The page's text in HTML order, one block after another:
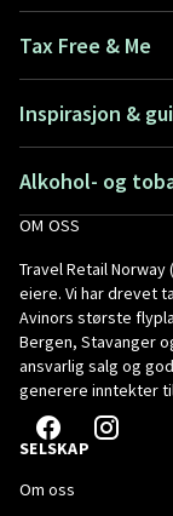
Tax Free & Me
Inspirasjon &
Alkohol- og
OM OSS
Travel Retail
eiere. Vi har drevet
Avinors største
Bergen, Stavanger
ansvarlig salg og
generere inntekter
SELSKAP
Om oss